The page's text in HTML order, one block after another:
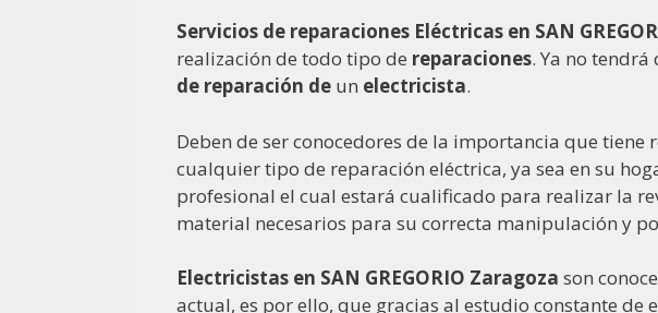
Servicios de reparaciones Eléctricas en SAN
realización de todo tipo de reparaciones. Ya no
de reparación de un electricista.
Deben de ser conocedores de la importancia que
cualquier tipo de reparación eléctrica, ya sea en su
profesional el cual estará cualificado para realizar la
material necesarios para su correcta manipulación y
Electricistas en SAN GREGORIO Zaragoza son
actual, es por ello, que gracias al estudio constante de